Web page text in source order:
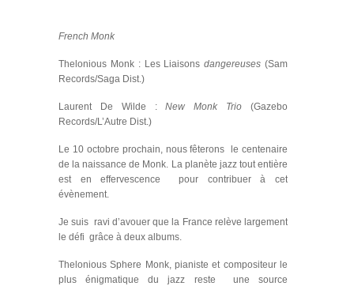
French Monk
Thelonious Monk : Les Liaisons dangereuses (Sam
Records/Saga Dist.)
Laurent De Wilde :New Monk Trio (Gazebo
Records/L’Autre Dist.)
Le 10 octobre prochain, nous fêterons le centenaire
de la naissance de Monk. La planète jazz tout entière
est en effervescence pour contribuer à cet
évènement.
Je suis ravi d’avouer que la France relève largement
le défi grâce à deux albums.
Thelonious Sphere Monk, pianiste et compositeur le
plus énigmatique du jazz reste une source